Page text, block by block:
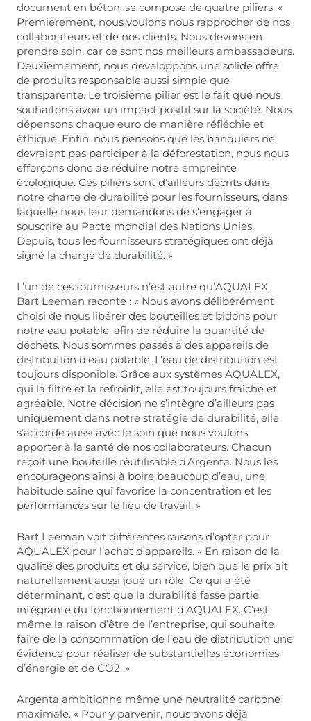
document en béton, se compose de quatre piliers. «
Premièrement, nous voulons nous rapprocher de nos
collaborateurs et de nos clients. Nous devons en
prendre soin, car ce sont nos meilleurs ambassadeurs.
Deuxièmement, nous développons une solide offre
de produits responsable aussi simple que
transparente. Le troisième pilier est le fait que nous
souhaitons avoir un impact positif sur la société. Nous
dépensons chaque euro de manière réfléchie et
éthique. Enfin, nous pensons que les banquiers ne
devraient pas participer à la déforestation, nous nous
efforçons donc de réduire notre empreinte
écologique. Ces piliers sont d’ailleurs décrits dans
notre charte de durabilité pour les fournisseurs, dans
laquelle nous leur demandons de s’engager à
souscrire au Pacte mondial des Nations Unies.
Depuis, tous les fournisseurs stratégiques ont déjà
signé la charge de durabilité. »
L’un de ces fournisseurs n’est autre qu’AQUALEX.
Bart Leeman raconte : « Nous avons délibérément
choisi de nous libérer des bouteilles et bidons pour
notre eau potable, afin de réduire la quantité de
déchets. Nous sommes passés à des appareils de
distribution d’eau potable. L’eau de distribution est
toujours disponible. Grâce aux systèmes AQUALEX,
qui la filtre et la refroidit, elle est toujours fraîche et
agréable. Notre décision ne s’intègre d’ailleurs pas
uniquement dans notre stratégie de durabilité, elle
s’accorde aussi avec le soin que nous voulons
apporter à la santé de nos collaborateurs. Chacun
reçoit une bouteille réutilisable d'Argenta. Nous les
encourageons ainsi à boire beaucoup d’eau, une
habitude saine qui favorise la concentration et les
performances sur le lieu de travail. »
Bart Leeman voit différentes raisons d’opter pour
AQUALEX pour l’achat d’appareils. « En raison de la
qualité des produits et du service, bien que le prix ait
naturellement aussi joué un rôle. Ce qui a été
déterminant, c’est que la durabilité fasse partie
intégrante du fonctionnement d’AQUALEX. C’est
même la raison d’être de l’entreprise, qui souhaite
faire de la consommation de l’eau de distribution une
évidence pour réaliser de substantielles économies
d’énergie et de CO2. »
Argenta ambitionne même une neutralité carbone
maximale. « Pour y parvenir, nous avons déjà